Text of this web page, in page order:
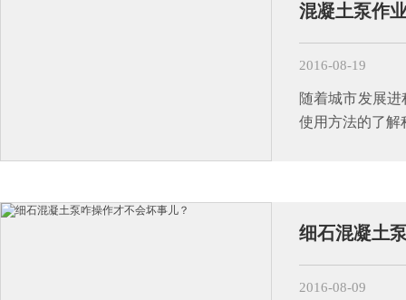
混凝土泵作
2016-08-19
随着城市发展
使用方法的了解
细石混凝土
2016-08-09